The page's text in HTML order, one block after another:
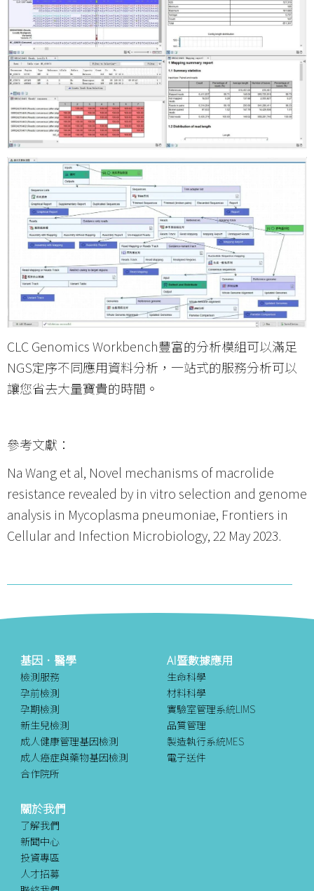
CLC Genomics Workbench豐富的分析模組可以滿足
NGS定序不同應用資料分析，一站式的服務分析可以
讓您省去大量寶貴的時間。
參考文獻：
Na Wang et al, Novel mechanisms of macrolide
resistance revealed by in vitro selection and genome
analysis in Mycoplasma pneumoniae, Frontiers in
Cellular and Infection Microbiology, 22 May 2023.
基因．醫學
檢測服務
孕前檢測
孕期檢測
新生兒檢測
成人健康管理基因檢測
成人癌症與藥物基因檢測
合作院所
AI暨數據應用
生命科學
材料科學
實驗室管理系統LIMS
品質管理
製造執行系統MES
電子送件
關於我們
了解我們
新聞中心
投資專區
人才招募